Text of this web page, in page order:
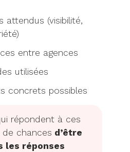
attendus (visibilité,
entre agences
utilisées
concrets possibles
répondent à ces
chances d’être
les réponses